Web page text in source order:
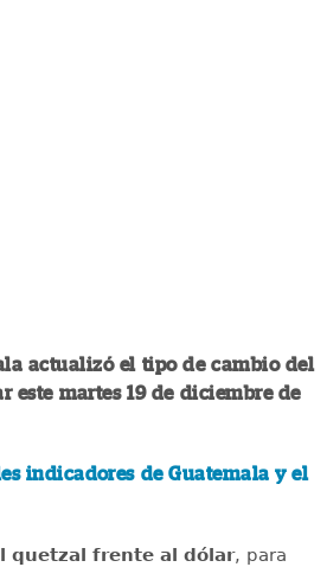
actualizó el tipo de cambio del
este martes 19 de diciembre de
indicadores de Guatemala y el
quetzal frente al dólar, para